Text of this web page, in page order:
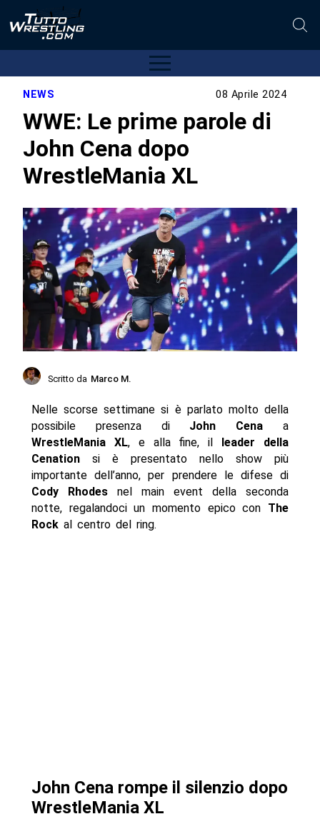
NEWS 08 Aprile 2024
WWE: Le prime parole di
John Cena dopo
WrestleMania XL
Scritto da Marco M.
Nelle scorse settimane si è parlato molto della
possibile presenza diJohn Cena a
WrestleMania XL, e alla fine, il
leader della
Cenationsi è presentato nello show più
importante dell’anno, per prendere le difese di
Cody Rhodesnel main event della seconda
notte, regalandoci un momento epico con The
Rockal centro del ring.
John Cena rompe il silenzio dopo
WrestleMania XL